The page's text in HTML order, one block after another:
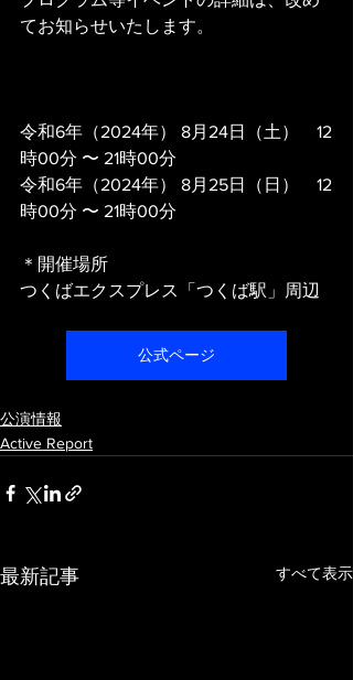
てお知らせいたします。
令和6年（2024年） 8月24日（土）　12
時00分 〜 21時00分
令和6年（2024年） 8月25日（日）　12
時00分 〜 21時00分
＊開催場所
つくばエクスプレス「つくば駅」周辺
公式ページ
公演情報
Active Report
最新記事 すべて表示